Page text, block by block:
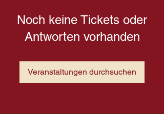
Noch keine Tickets oder
Antworten vorhanden
Veranstaltungen durchsuchen